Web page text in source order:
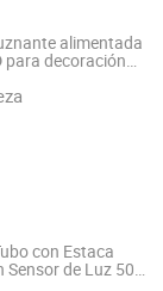
alimentada
para decoración
con Estaca
de Luz 50